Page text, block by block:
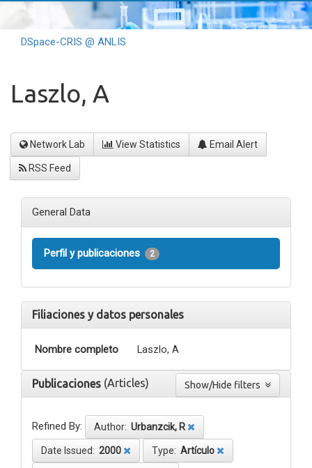
DSpace-CRIS @ ANLIS
Laszlo, A
Network Lab View Statistics Email Alert
RSS Feed
General Data
Perfil y publicaciones 2
Filiaciones y datos personales
Nombre completo Laszlo, A
Publicaciones (Articles)
Refined By: Author: Urbanzcik, R
Date Issued: 2000 Type: Artículo